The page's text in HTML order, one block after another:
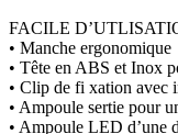
FACILE
• Manche ergonomique
• Tête en ABS et Inox
• Clip de fi xation avec
• Ampoule sertie pour
• Ampoule LED d’une